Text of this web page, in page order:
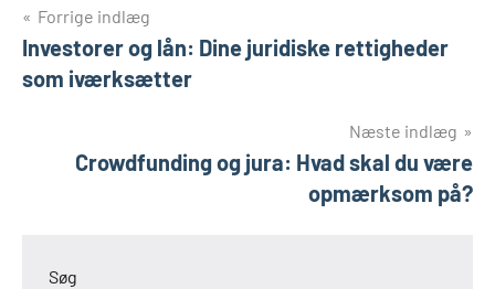
Indlægsnavigation
Forrige indlæg
Investorer og lån: Dine juridiske rettigheder
som iværksætter
Næste indlæg
Crowdfunding og jura: Hvad skal du være
opmærksom på?
Søg